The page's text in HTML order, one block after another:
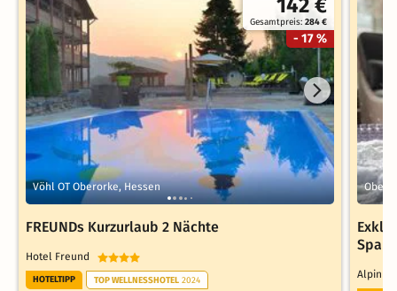
142 €
Gesamtpreis:284 €
- 17 %
Vöhl OT Oberorke, Hessen
FREUNDs Kurzurlaub 2 Nächte
Hotel Freund
HOTELTIPP TOP WELLNESSHOTEL 2024
Spa
Alpin &